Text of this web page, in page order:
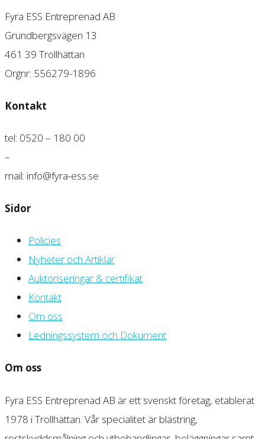
Fyra ESS Entreprenad AB
Grundbergsvägen 13
461 39 Trollhättan
Orgnr: 556279-1896
Kontakt
tel: 0520 – 180 00
–
mail: info@fyra-ess.se
Sidor
Policies
Nyheter och Artiklar
Auktoriseringar & certifikat
Kontakt
Om oss
Ledningssystem och Dokument
Om oss
Fyra ESS Entreprenad AB är ett svenskt företag, etablerat
1978 i Trollhättan. Vår specialitet är blästring,